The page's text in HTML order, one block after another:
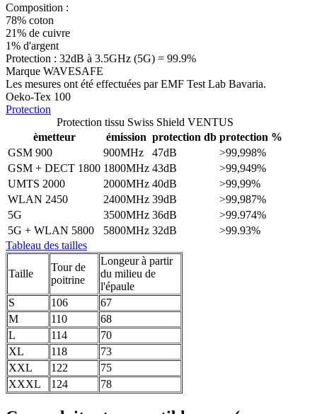
Composition :
78% coton
21% de cuivre
1% d'argent
Protection : 32dB à 3.5GHz (5G) = 99.9%
Marque WAVESAFE
Les mesures ont été effectuées par EMF Test Lab Bavaria.
Oeko-Tex 100
Protection
Protection tissu Swiss Shield VENTUS
èmetteur
émission protection db protection %
GSM 900
900MHz 47dB
>99,998%
GSM + DECT 1800 1800MHz 43dB
>99,949%
UMTS 2000
2000MHz 40dB
>99,99%
WLAN 2450
2400MHz 39dB
>99,987%
5G
3500MHz 36dB
>99.974%
5G + WLAN 5800
5800MHz 32dB
>99.93%
Tableau des tailles
Taille
Tour de
poitrine
Longeur à partir
du milieu de
l'épaule
S
106
67
M
110
68
L
114
70
XL
118
73
XXL
122
75
XXXL
124 78